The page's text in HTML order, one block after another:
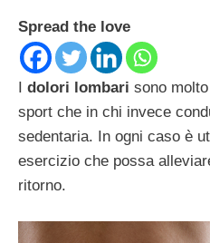
Spread the love
dolori lombari sono
sport che in chi invece
sedentaria. In ogni caso è
esercizio che possa
ritorno.